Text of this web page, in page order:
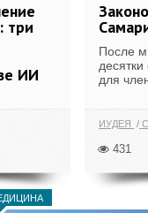
три
ИИ
После
для
ИУДЕЯ
431